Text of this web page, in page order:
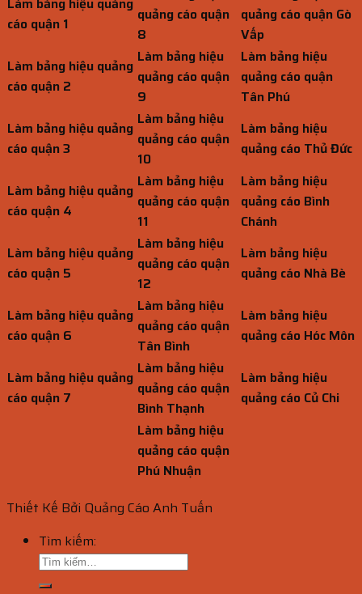
cáo quận 1
quảng cáo quận
8
quảng cáo quận Gò
Vấp
Làm bảng hiệu quảng
cáo quận 2
Làm bảng hiệu
quảng cáo quận
9
Làm bảng hiệu
quảng cáo quận
Tân Phú
Làm bảng hiệu quảng
cáo quận 3
Làm bảng hiệu
quảng cáo quận
10
Làm bảng hiệu
quảng cáo Thủ Đức
Làm bảng hiệu quảng
cáo quận 4
Làm bảng hiệu
quảng cáo quận
11
Làm bảng hiệu
quảng cáo Bình
Chánh
Làm bảng hiệu quảng
cáo quận 5
Làm bảng hiệu
quảng cáo quận
12
Làm bảng hiệu
quảng cáo Nhà Bè
Làm bảng hiệu quảng
cáo quận 6
Làm bảng hiệu
quảng cáo quận
Tân Bình
Làm bảng hiệu
quảng cáo Hóc Môn
Làm bảng hiệu quảng
cáo quận 7
Làm bảng hiệu
quảng cáo quận
Bình Thạnh
Làm bảng hiệu
quảng cáo Củ Chi
Làm bảng hiệu
quảng cáo quận
Phú Nhuận
Thiết Kế Bởi Quảng Cáo Anh Tuấn
Tìm kiếm: